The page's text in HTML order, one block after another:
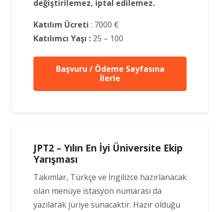
değiştirilemez, iptal edilemez.
Katılım Ücreti : 7000 €
Katılımcı Yaşı : 25 – 100
Başvuru / Ödeme Sayfasına
İlerle
JPT2 – Yılın En İyi Üniversite Ekip
Yarışması
Takımlar, Türkçe ve İngilizce hazırlanacak
olan menüye istasyon numarası da
yazılarak jüriye sunacaktır. Hazır olduğu